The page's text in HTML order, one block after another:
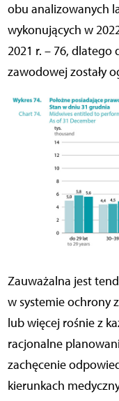
obu analizowanych
wykonujących w
2021 r. – 76, dlatego
zawodowej zostały
Zauważalna jest
w systemie ochrony
lub więcej rośnie z
racjonalne
zachęcenie
kierunkach